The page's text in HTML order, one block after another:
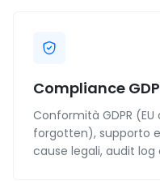
Compliance
Conformità GDPR
forgotten), supporto
cause legali, audit